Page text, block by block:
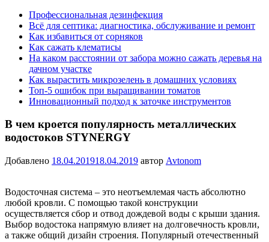
Профессиональная дезинфекция
Всё для септика: диагностика, обслуживание и ремонт
Как избавиться от сорняков
Как сажать клематисы
На каком расстоянии от забора можно сажать деревья на
дачном участке
Как вырастить микрозелень в домашних условиях
Топ-5 ошибок при выращивании томатов
Инновационный подход к заточке инструментов
В чем кроется популярность металлических
водостоков STYNERGY
Добавлено 18.04.201918.04.2019 автор Avtonom
Водосточная система – это неотъемлемая часть абсолютно
любой кровли. С помощью такой конструкции
осуществляется сбор и отвод дождевой воды с крыши здания.
Выбор водостока напрямую влияет на долговечность кровли,
а также общий дизайн строения. Популярный отечественный